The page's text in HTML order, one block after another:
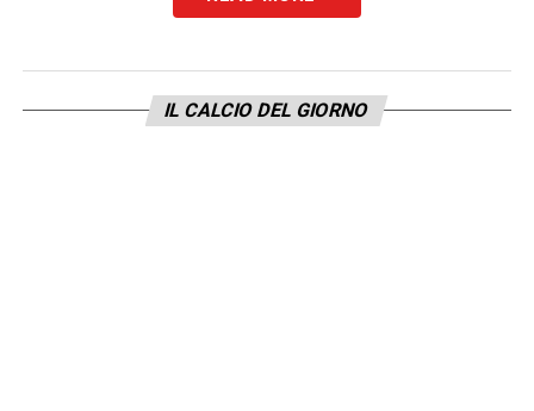
piazzamento in campionato con l’Inter a
futuro influirà il cammino inEuropa League
La proprietà deciderà amaggioma
IL CALCIO DEL GIORNO